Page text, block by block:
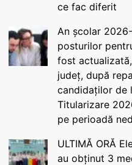
ce fac diferit
An școlar
posturilor
fost
județ, după
candidaților de
Titularizare
pe perioadă
ULTIMĂ ORĂ
au obținut 3